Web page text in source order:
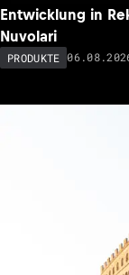
Entwicklung in
Nuvolari
PRODUKTE